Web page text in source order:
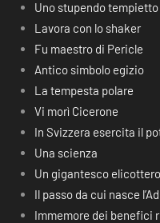
Uno stupendo tempietto
Lavora con lo shaker
Fu maestro di Pericle
Antico simbolo egizio
La tempesta polare
Vi morì Cicerone
In Svizzera esercita il
Una scienza
Un gigantesco
Il passo da cui nasce
Immemore dei benefici